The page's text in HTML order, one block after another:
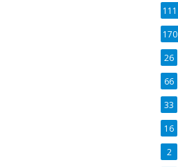
111
170
26
66
33
16
2